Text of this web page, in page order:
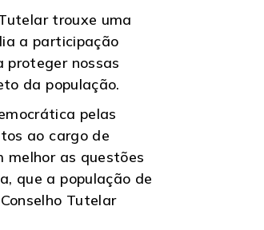
trouxe uma
a participação
proteger nossas
da população.
pelas
ao cargo de
melhor as questões
que a população de
Tutelar